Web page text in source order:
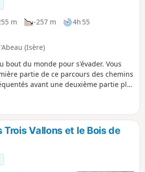
m -257 m
4h 55
(Isère)
bout du monde pour s'évader. Vous
partie de ce parcours des chemins
avant une deuxième partie plus
Trois Vallons et le Bois de